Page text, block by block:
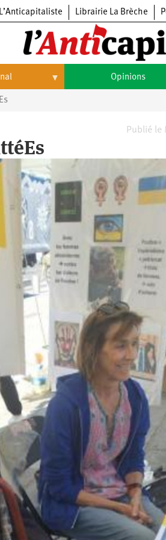
L’Anticapitaliste Librairie La Brèche
Opinions
Publié le